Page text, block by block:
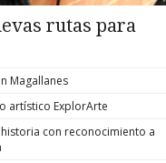
rutas para
Magallanes
artístico ExplorArte
con reconocimiento a